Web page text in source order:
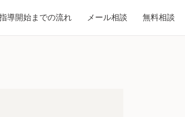
導開始までの流れ メール相談 無料相談
導開始までの流れ メール相談 無料相談